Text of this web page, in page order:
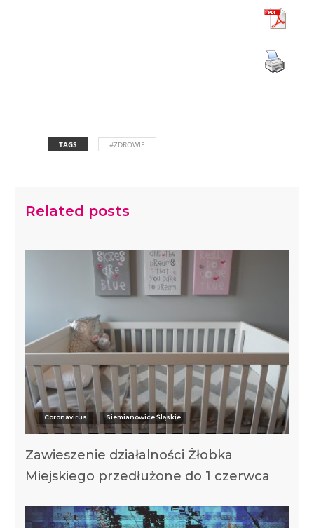
TAGS #ZDROWIE
Related posts
Coronavirus Siemianowice Śląskie
Zawieszenie działalności Żłobka
Miejskiego przedłużone do 1 czerwca